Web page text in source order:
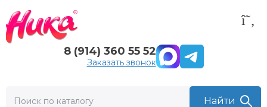
8 (914) 360 55 52
Заказать звонок